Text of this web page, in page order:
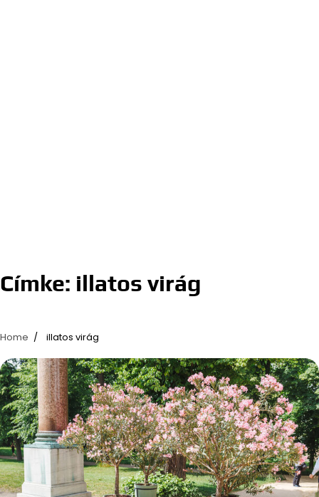
Címke: illatos virág
Home illatos virág